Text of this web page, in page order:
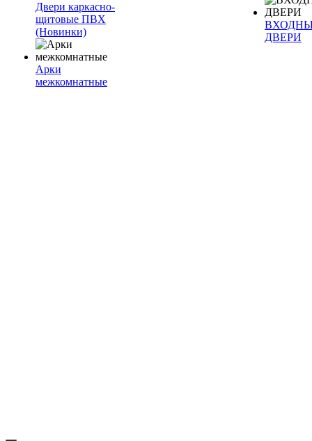
Двери каркасно-
щитовые ПВХ
(Новинки)
Арки
межкомнатные
ДВЕРИ